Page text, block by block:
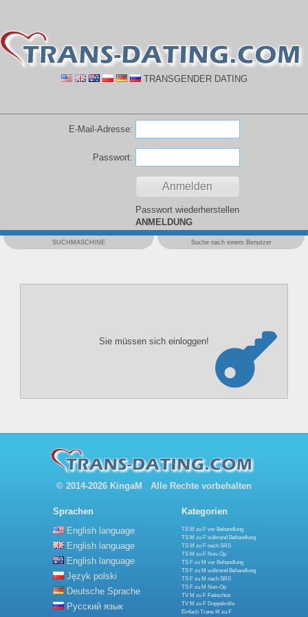
TRANSGENDER DATING
E-Mail-Adresse:
Passwort:
Passwort wiederherstellen
ANMELDUNG
SUCHMASCHINE Suche nach einem Benutzer
Sie müssen sich einloggen!
© 2014-2026 KingaM Alle Rechte vorbehalten
Sprachen
English language
English language
English language
Język polski
Deutsche Sprache
Русский язык
Kategorien
TS M zu F vor Behandlung
TS M zu F während Behandlung
TS M zu F nach SRS
TS M zu F Non-Op
TS F zu M vor Behandlung
TS F zu M während Behandlung
TS F zu M nach SRS
TS F zu M Non-Op
TV M zu F Fetischist
TV M zu F Doppelrolle
Einfach Trans M zu F